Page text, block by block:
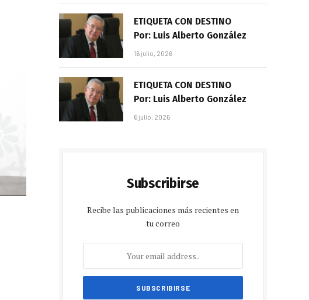
ETIQUETA CON DESTINO
Por: Luis Alberto González
16 julio, 2026
ETIQUETA CON DESTINO
Por: Luis Alberto González
6 julio, 2026
Subscribirse
Recibe las publicaciones más recientes en
tu correo